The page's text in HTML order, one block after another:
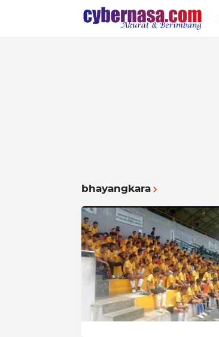
bhayangkara